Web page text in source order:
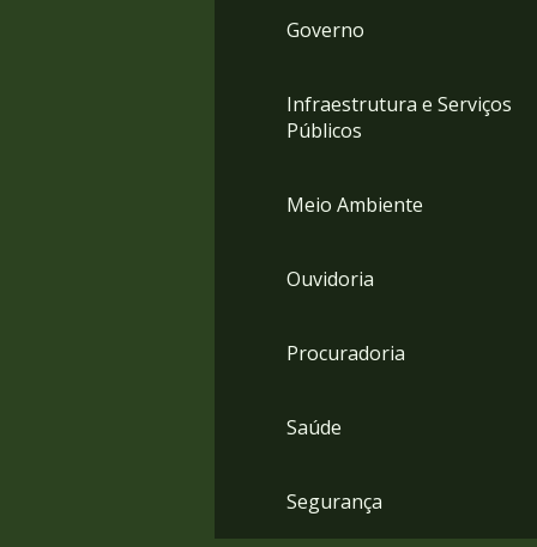
Governo
Infraestrutura e Serviços
Públicos
Meio Ambiente
Ouvidoria
Procuradoria
Saúde
Segurança